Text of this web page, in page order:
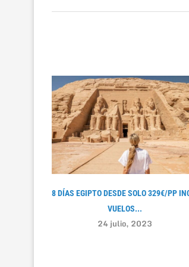
8 DÍAS EGIPTO DESDE SOLO 329€/PP
VUELOS...
24 julio, 2023